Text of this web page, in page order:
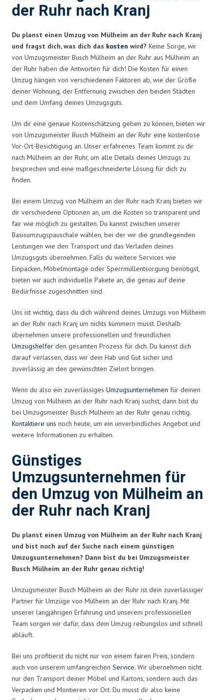
der Ruhr nach Kranj
Du planst einen Umzug von Mülheim an der Ruhr nach Kranj
und fragst dich, was dich das kosten wird? Keine Sorge, wir
von Umzugsmeister Busch Mülheim an der Ruhr aus Mülheim an
der Ruhr haben die Antworten für dich! Die Kosten für einen
Umzug hängen von verschiedenen Faktoren ab, wie der Größe
deiner Wohnung, der Entfernung zwischen den beiden Städten
und dem Umfang deines Umzugsguts.
Um dir eine genaue Kostenschätzung geben zu können, bieten wir
von Umzugsmeister Busch Mülheim an der Ruhr eine kostenlose
Vor-Ort-Besichtigung an. Unser erfahrenes Team kommt zu dir
nach Mülheim an der Ruhr, um alle Details deines Umzugs zu
besprechen und eine maßgeschneiderte Lösung für dich zu
finden.
Bei einem Umzug von Mülheim an der Ruhr nach Kranj bieten wir
dir verschiedene Optionen an, um die Kosten so transparent und
fair wie möglich zu gestalten. Du kannst zwischen unserer
Basisumzugspauschale wählen, bei der wir die grundlegenden
Leistungen wie den Transport und das Verladen deines
Umzugsguts übernehmen. Falls du weitere Services wie
Einpacken, Möbelmontage oder Sperrmüllentsorgung benötigst,
bieten wir auch individuelle Pakete an, die genau auf deine
Bedürfnisse zugeschnitten sind.
Uns ist wichtig, dass du dich während deines Umzugs von Mülheim
an der Ruhr nach Kranj um nichts kümmern musst. Deshalb
übernehmen unsere professionellen und freundlichen
Umzugshelfer den gesamten Prozess für dich. Du kannst dich
darauf verlassen, dass wir dein Hab und Gut sicher und
zuverlässig an den gewünschten Zielort bringen.
Wenn du also ein zuverlässiges Umzugsunternehmen für deinen
Umzug von Mülheim an der Ruhr nach Kranj suchst, dann bist du
bei Umzugsmeister Busch Mülheim an der Ruhr genau richtig.
Kontaktiere uns noch heute, um ein unverbindliches Angebot und
weitere Informationen zu erhalten.
Günstiges
Umzugsunternehmen für
den Umzug von Mülheim an
der Ruhr nach Kranj
Du planst einen Umzug von Mülheim an der Ruhr nach Kranj
und bist noch auf der Suche nach einem günstigen
Umzugsunternehmen? Dann bist du bei Umzugsmeister
Busch Mülheim an der Ruhr genau richtig!
Umzugsmeister Busch Mülheim an der Ruhr ist dein zuverlässiger
Partner für Umzüge von Mülheim an der Ruhr nach Kranj. Mit
unserer langjährigen Erfahrung und unserem professionellen
Team sorgen wir dafür, dass dein Umzug reibungslos und schnell
abläuft.
Bei uns profitierst du nicht nur von einem fairen Preis, sondern
auch von unserem umfangreichen Service. Wir übernehmen nicht
nur den Transport deiner Möbel und Kartons, sondern auch das
Verpacken und Montieren vor Ort. Du musst dir also keine